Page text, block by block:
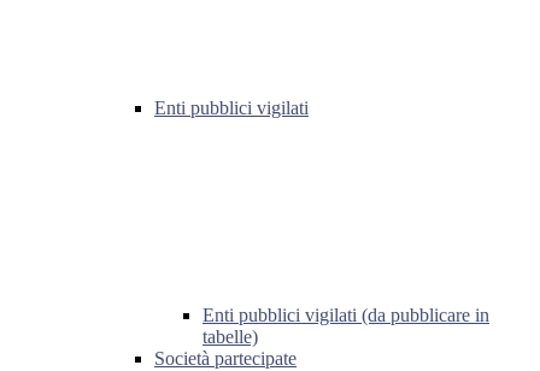
Enti pubblici vigilati
Enti pubblici vigilati (da pubblicare in
tabelle)
Società partecipate